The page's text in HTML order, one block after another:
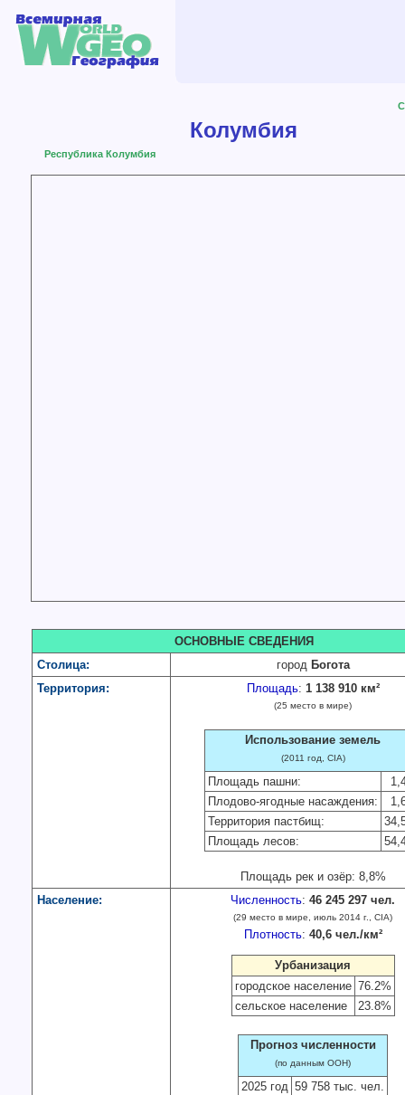
Колумбия
Республика Колумбия
ОСНОВНЫЕ СВЕДЕНИЯ
Столица:
город Богота
Территория:
Площадь: 1 138 910 км²
(25 место в мире)
Использование земель
(2011 год, CIA)
Площадь пашни:
Плодово-ягодные насаждения:
Территория пастбищ:
Площадь лесов:
Площадь рек и озёр: 8,8%
Население:
Численность: 46 245 297 чел.
(29 место в мире, июль 2014 г., CIA)
Плотность: 40,6 чел./км²
Урбанизация
городское население 76.2%
сельское население
23.8%
Прогноз численности
(по данным ООН)
2025 год 59 758 тыс. чел.